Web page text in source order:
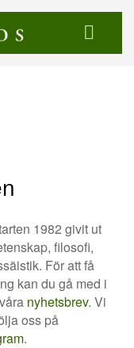
1982 givit ut
filosofi,
För att få
kan du gå med i
nyhetsbrev. Vi
oss på
.